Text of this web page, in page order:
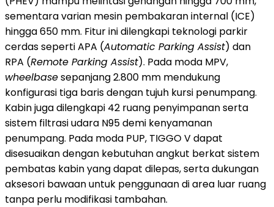
sementara varian mesin pembakaran internal (ICE)
hingga 650 mm. Fitur ini dilengkapi teknologi parkir
cerdas seperti APA (Automatic Parking Assist) dan
RPA (Remote Parking Assist). Pada moda MPV,
wheelbasesepanjang 2.800 mm mendukung
konfigurasi tiga baris dengan tujuh kursi penumpang.
Kabin juga dilengkapi 42 ruang penyimpanan serta
sistem filtrasi udara N95 demi kenyamanan
penumpang. Pada moda PUP, TIGGO V dapat
disesuaikan dengan kebutuhan angkut berkat sistem
pembatas kabin yang dapat dilepas, serta dukungan
aksesori bawaan untuk penggunaan di area luar ruang
tanpa perlu modifikasi tambahan.